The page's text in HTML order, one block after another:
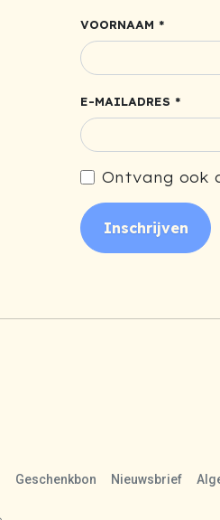
VOORNAAM *
E-MAILADRES *
Ontvang ook
Inschrijven
Geschenkbon Nieuwsbrief